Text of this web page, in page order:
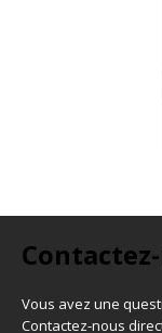
Vous avez une
Contactez-nous